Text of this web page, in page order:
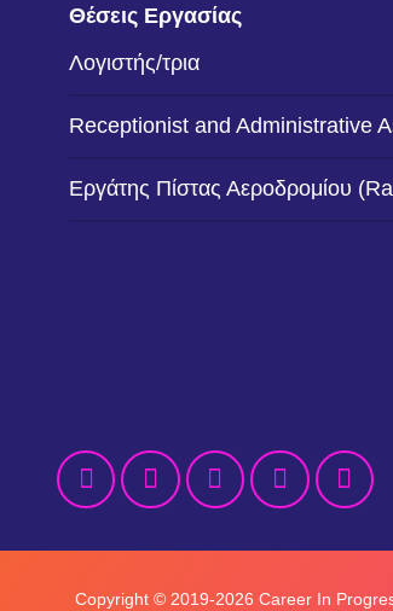
Θέσεις Εργασίας
Λογιστής/τρια
Receptionist and Administrative
Εργάτης Πίστας Αεροδρομίου
Copyright © 2019-2026 Career In